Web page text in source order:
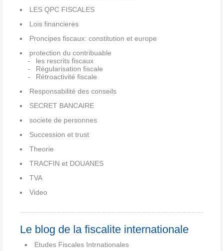
LES QPC FISCALES
Lois financieres
Proncipes fiscaux: constitution et europe
protection du contribuable
les rescrits fiscaux
Régularisation fiscale
Rétroactivité fiscale
Responsabilité des conseils
SECRET BANCAIRE
societe de personnes
Succession et trust
Theorie
TRACFIN et DOUANES
TVA
Video
Le blog de la fiscalite internationale
Etudes Fiscales Intrnationales